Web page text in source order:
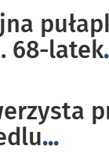
68-latek
...